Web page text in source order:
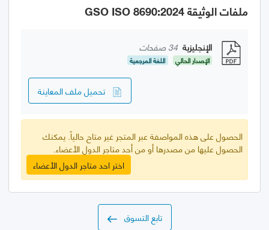
ملفات الوثيقة GSO ISO 8690:2024
الإنجليزية 34 صفحات
الإصدار الحالي اللغة المرجعية
تحميل ملف المعاينة
الحصول على هذه المواصفة عبر المتجر غير متاح حالياً. يمكنك
الحصول عليها من مصدرها أو من أحد متاجر الدول الأعضاء.
اختر احد متاجر الدول الأعضاء
تابع التسوق